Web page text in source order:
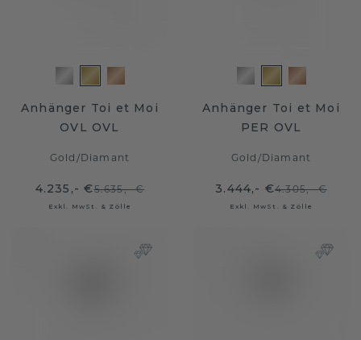
Anhänger Toi et Moi
OVL OVL
Gold /Diamant
4.235,- €5.635,- €
Exkl. MwSt. & Zölle
Anhänger Toi et Moi
PER OVL
Gold /Diamant
3.444,- €4.305,- €
Exkl. MwSt. & Zölle